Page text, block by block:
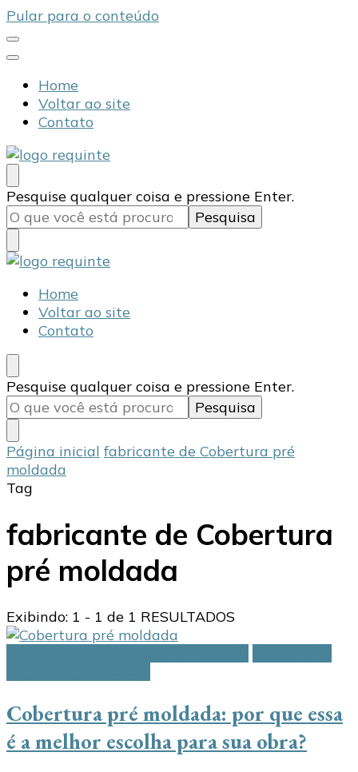
Pular para o conteúdo
Home
Voltar ao site
Contato
Blog Requinte
Procurando
algo?
Pesquise qualquer coisa e pressione Enter.
Blog Requinte
Home
Voltar ao site
Contato
Procurando
algo?
Pesquise qualquer coisa e pressione Enter.
Página inicial fabricante de Cobertura pré
moldada
Tag
fabricante de Cobertura
pré moldada
Exibindo: 1 - 1 de 1 RESULTADOS
Cobertura pré moldada: por que essa
é a melhor escolha para sua obra?